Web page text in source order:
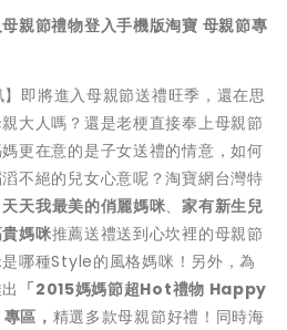
親節禮物登入手機版淘寶 母親節專
即將進入母親節送禮旺季，還在思
大人嗎？還是老梗直接奉上母親節
更在意的是子女送禮的情意，如何
不絕的兒女心意呢？淘寶網台灣特
天天我最美的俏麗媽咪、家有新生兒
媽咪推薦送禮送到心坎裡的母親節
哪種Style的風格媽咪！另外，為
「2015媽媽節超Hot禮物 Happy
區， 精選多款母親節好禮！同時海